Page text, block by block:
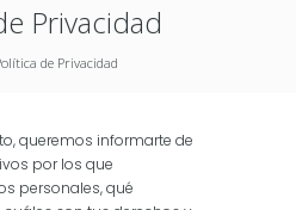
Privacidad
de Privacidad
queremos informarte de
por los que
personales, qué